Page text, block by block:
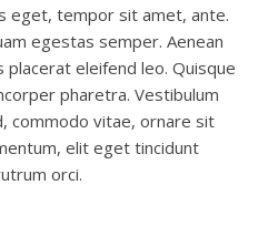
eget, tempor sit amet, ante.
egestas semper. Aenean
eleifend leo. Quisque
pharetra. Vestibulum
commodo vitae, ornare sit
elit eget tincidunt
orci.